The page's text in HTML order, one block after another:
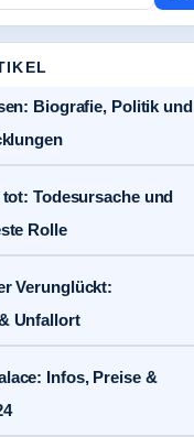
Biografie, Politik und
Todesursache und
Rolle
Verunglückt:
Unfallort
Infos, Preise &